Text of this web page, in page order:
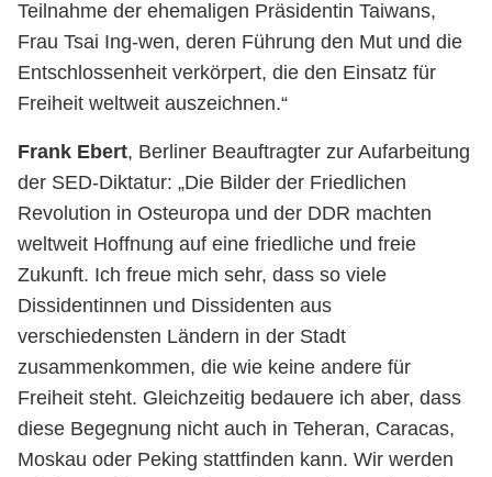
Teilnahme der ehemaligen Präsidentin Taiwans,
Frau Tsai Ing-wen, deren Führung den Mut und die
Entschlossenheit verkörpert, die den Einsatz für
Freiheit weltweit auszeichnen.“
Frank Ebert, Berliner Beauftragter zur Aufarbeitung
der SED-Diktatur: „Die Bilder der Friedlichen
Revolution in Osteuropa und der DDR machten
weltweit Hoffnung auf eine friedliche und freie
Zukunft. Ich freue mich sehr, dass so viele
Dissidentinnen und Dissidenten aus
verschiedensten Ländern in der Stadt
zusammenkommen, die wie keine andere für
Freiheit steht. Gleichzeitig bedauere ich aber, dass
diese Begegnung nicht auch in Teheran, Caracas,
Moskau oder Peking stattfinden kann. Wir werden